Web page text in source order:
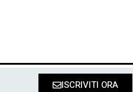
ISCRIVITI ORA